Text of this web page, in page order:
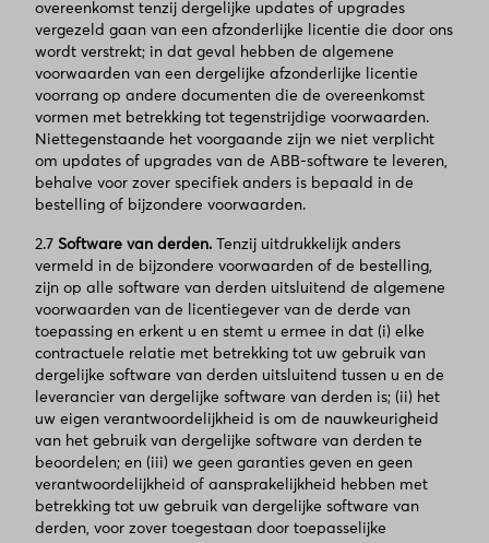
overeenkomst tenzij dergelijke updates of upgrades
vergezeld gaan van een afzonderlijke licentie die door ons
wordt verstrekt; in dat geval hebben de algemene
voorwaarden van een dergelijke afzonderlijke licentie
voorrang op andere documenten die de overeenkomst
vormen met betrekking tot tegenstrijdige voorwaarden.
Niettegenstaande het voorgaande zijn we niet verplicht
om updates of upgrades van de ABB-software te leveren,
behalve voor zover specifiek anders is bepaald in de
bestelling of bijzondere voorwaarden.
2.7 Software van derden. Tenzij uitdrukkelijk anders
vermeld in de bijzondere voorwaarden of de bestelling,
zijn op alle software van derden uitsluitend de algemene
voorwaarden van de licentiegever van de derde van
toepassing en erkent u en stemt u ermee in dat (i) elke
contractuele relatie met betrekking tot uw gebruik van
dergelijke software van derden uitsluitend tussen u en de
leverancier van dergelijke software van derden is; (ii) het
uw eigen verantwoordelijkheid is om de nauwkeurigheid
van het gebruik van dergelijke software van derden te
beoordelen; en (iii) we geen garanties geven en geen
verantwoordelijkheid of aansprakelijkheid hebben met
betrekking tot uw gebruik van dergelijke software van
derden, voor zover toegestaan door toepasselijke